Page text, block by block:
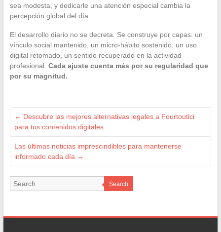
sea modesta, y dedicarle una atención especial cambia la
percepción global del día.
El desarrollo diario no se decreta. Se construye por capas: un
vínculo social mantenido, un micro-hábito sostenido, un uso
digital retomado, un sentido recuperado en la actividad
profesional. Cada ajuste cuenta más por su regularidad que
por su magnitud.
← Descubre las mejores alternativas legales a Fourtoutici
para tus contenidos digitales
Las últimas noticias imprescindibles para mantenerse
informado cada día →
Search